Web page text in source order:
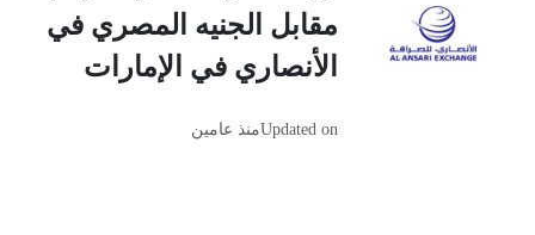
مقابل الجنيه المصري في
الأنصاري في الإمارات
Updated onمنذ عامين